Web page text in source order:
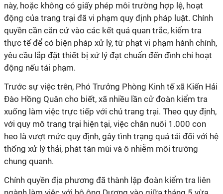
này, hoặc không có giấy phép môi trường hợp lệ, hoạt
động của trang trại đã vi phạm quy định pháp luật. Chính
quyền cần căn cứ vào các kết quả quan trắc, kiểm tra
thực tế để có biện pháp xử lý, từ phạt vi phạm hành chính,
yêu cầu lắp đặt thiết bị xử lý đạt chuẩn đến đình chỉ hoạt
động nếu tái phạm.
Trước sự việc trên, Phó Trưởng Phòng Kinh tế xã Kiến Hải
Đào Hồng Quân cho biết, xã nhiều lần cử đoàn kiểm tra
xuống làm việc trực tiếp với chủ trang trại. Theo quy định,
với quy mô trang trại hiện tại, việc chăn nuôi 1.000 con
heo là vượt mức quy định, gây tình trạng quá tải đối với hệ
thống xử lý thải, phát tán mùi và ô nhiễm môi trường
chung quanh.
Chính quyền địa phương đã thành lập đoàn kiểm tra liên